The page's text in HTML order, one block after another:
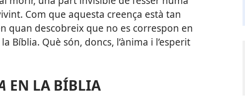
Com que aquesta creença està tan
quan descobreix que no es correspon en
Bíblia. Què són, doncs, l’ànima i l’esperit
EN LA BÍBLIA